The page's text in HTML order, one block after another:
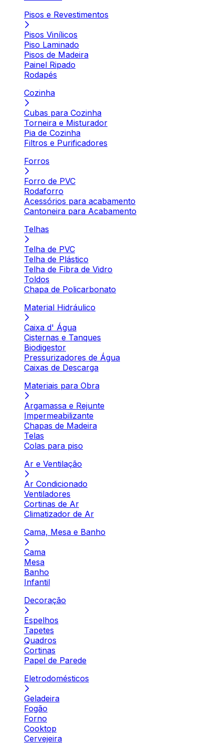
Pisos e Revestimentos
Pisos Vinílicos
Piso Laminado
Pisos de Madeira
Painel Ripado
Rodapés
Cozinha
Cubas para Cozinha
Torneira e Misturador
Pia de Cozinha
Filtros e Purificadores
Forros
Forro de PVC
Rodaforro
Acessórios para acabamento
Cantoneira para Acabamento
Telhas
Telha de PVC
Telha de Plástico
Telha de Fibra de Vidro
Toldos
Chapa de Policarbonato
Material Hidráulico
Caixa d' Água
Cisternas e Tanques
Biodigestor
Pressurizadores de Água
Caixas de Descarga
Materiais para Obra
Argamassa e Rejunte
Impermeabilizante
Chapas de Madeira
Telas
Colas para piso
Ar e Ventilação
Ar Condicionado
Ventiladores
Cortinas de Ar
Climatizador de Ar
Cama, Mesa e Banho
Cama
Mesa
Banho
Infantil
Decoração
Espelhos
Tapetes
Quadros
Cortinas
Papel de Parede
Eletrodomésticos
Geladeira
Fogão
Forno
Cooktop
Cervejeira